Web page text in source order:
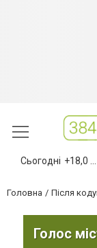
Сьогодні +18,0
Головна Після
Голос